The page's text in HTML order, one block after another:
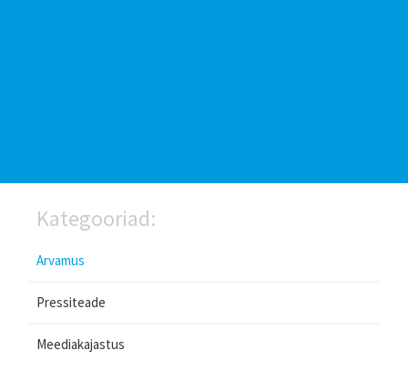
Kategooriad:
Arvamus
Pressiteade
Meediakajastus